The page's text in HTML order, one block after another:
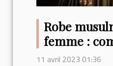
Robe
femme :
choisir la
11 avril 2023 01:36